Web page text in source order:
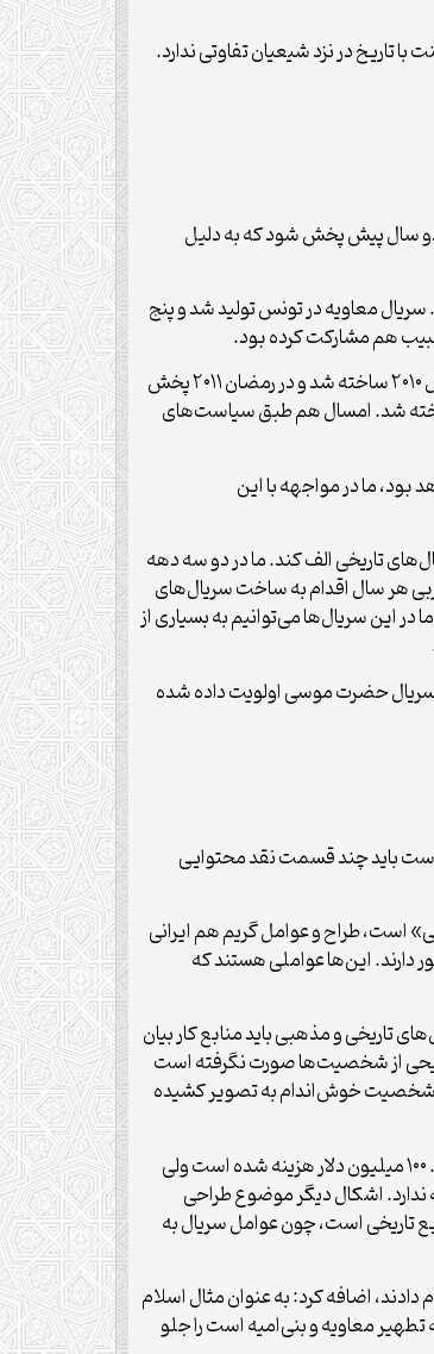
تاریخ در نزد شیعیان تفاوتی ندارد.
سال پیش پخش شود که به دلیل
شد. سریال معاویه در تونس تولید شد و پنج
هم مشارکت کرده بود.
این کارشناس رسانه با بیان اینکه کشورهای عربی در سال های اخیر در ساخت سریال های استراتژیک ورود کرده‌اند، ادامه داد: سریال اسباط در سال ۲۰۱۰ ساخته شد و در رمضان ۲۰۱۱ پخش
ساخته شد. امسال هم طبق سیاست‌های
نخواهد بود، ما در مواجهه با این
تاریخی الف کند. ما در دو سه دهه
که کشورهای عربی هر سال اقدام به ساخت سریال‌های
سریال‌ها می‌توانیم به بسیاری از
حضرت موسی اولویت داده شده
است باید چند قسمت نقد محتوایی
«سیامک اسلامی» است، طراح و عوامل گریم هم ایرانی
این‌ها عواملی هستند که
تاریخی و مذهبی باید منابع کار بیان
صحیحی از شخصیت‌ها صورت نگرفته است
شخصیت خوش‌اندام به تصویر کشیده
وی ادامه داد: بازیگران اصلی سریال معاویه، بی‌روح بازی می‌کنند. موجزگویی و عدم بیان جزئیات وقایع تاریخی از دیگر اشکالات این سریال است. ۱۰۰ میلیون دلار هزینه شده است ولی
آن توجیه ندارد. اشکال دیگر موضوع طراحی
تاریخی است، چون عوامل سریال به
اضافه کرد: به عنوان مثال اسلام
معاویه و بنی‌امیه است را جلو